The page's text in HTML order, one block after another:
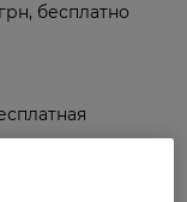
бесплатно